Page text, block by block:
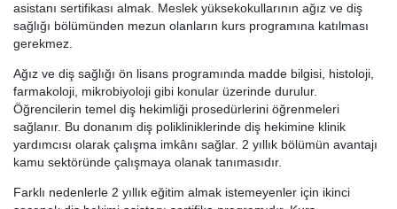
asistanı sertifikası almak. Meslek yüksekokullarının ağız ve diş
sağlığı bölümünden mezun olanların kurs programına katılması
gerekmez.
Ağız ve diş sağlığı ön lisans programında madde bilgisi, histoloji,
farmakoloji, mikrobiyoloji gibi konular üzerinde durulur.
Öğrencilerin temel diş hekimliği prosedürlerini öğrenmeleri
sağlanır. Bu donanım diş polikliniklerinde diş hekimine klinik
yardımcısı olarak çalışma imkânı sağlar. 2 yıllık bölümün avantajı
kamu sektöründe çalışmaya olanak tanımasıdır.
Farklı nedenlerle 2 yıllık eğitim almak istemeyenler için ikinci